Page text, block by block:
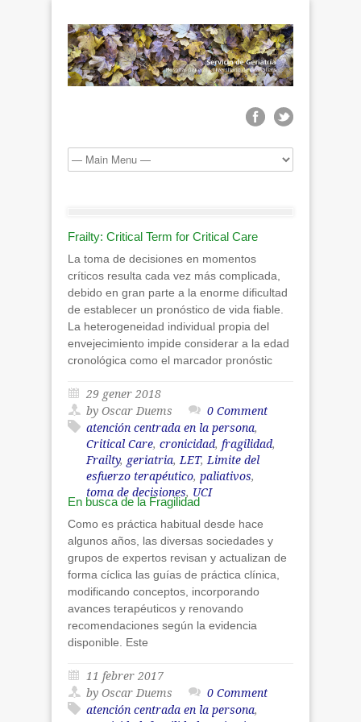
Frailty: Critical Term for Critical Care
La toma de decisiones en momentos
críticos resulta cada vez más complicada,
debido en gran parte a la enorme dificultad
de establecer un pronóstico de vida fiable.
La heterogeneidad individual propia del
envejecimiento impide considerar a la edad
cronológica como el marcador pronóstic
29 gener 2018
by Oscar Duems
0 Comment
atención centrada en la persona,
Critical Care, cronicidad, fragilidad,
Frailty, geriatria, LET, Limite del
esfuerzo terapéutico, paliativos,
toma de decisiones, UCI
En busca de la Fragilidad
Como es práctica habitual desde hace
algunos años, las diversas sociedades y
grupos de expertos revisan y actualizan de
forma cíclica las guías de práctica clínica,
modificando conceptos, incorporando
avances terapéuticos y renovando
recomendaciones según la evidencia
disponible. Este
11 febrer 2017
by Oscar Duems
0 Comment
atención centrada en la persona,